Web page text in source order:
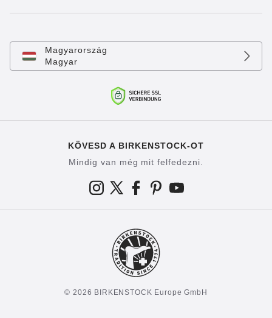
Magyarország
Magyar
KÖVESD A BIRKENSTOCK-OT
Mindig van még mit felfedezni.
© 2026 BIRKENSTOCK Europe GmbH